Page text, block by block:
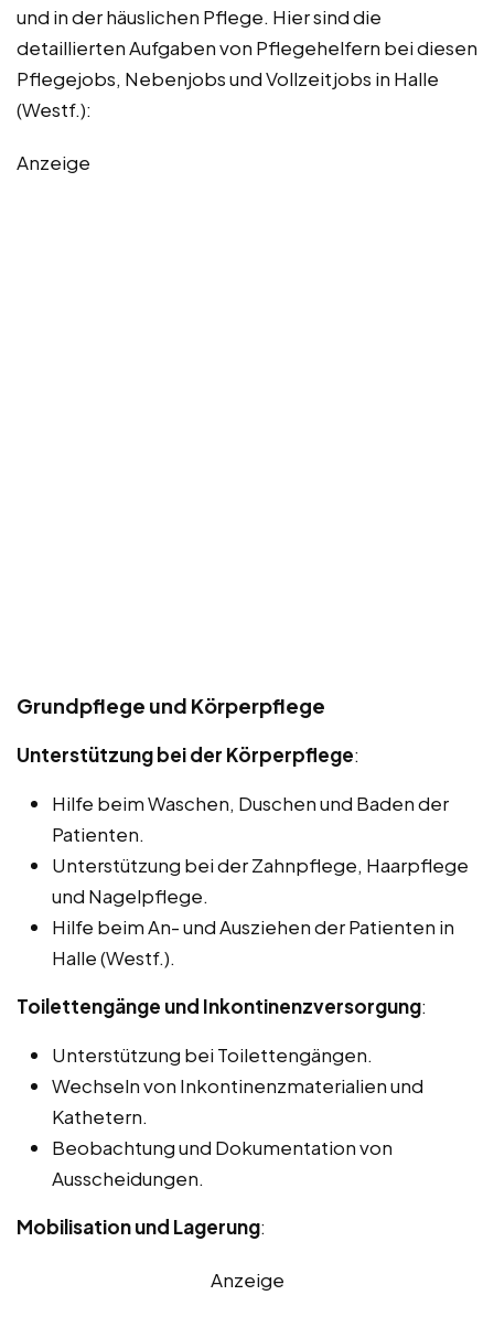
und in der häuslichen Pflege. Hier sind die
detaillierten Aufgaben von Pflegehelfern bei diesen
Pflegejobs, Nebenjobs und Vollzeitjobs in Halle
(Westf.):
Anzeige
Grundpflege und Körperpflege
Unterstützung bei der Körperpflege:
Hilfe beim Waschen, Duschen und Baden der
Patienten.
Unterstützung bei der Zahnpflege, Haarpflege
und Nagelpflege.
Hilfe beim An- und Ausziehen der Patienten in
Halle (Westf.).
Toilettengänge und Inkontinenzversorgung:
Unterstützung bei Toilettengängen.
Wechseln von Inkontinenzmaterialien und
Kathetern.
Beobachtung und Dokumentation von
Ausscheidungen.
Mobilisation und Lagerung:
Anzeige